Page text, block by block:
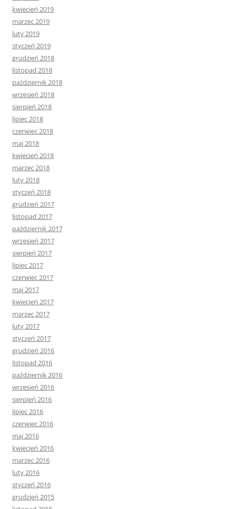
kwiecień 2019
marzec 2019
luty 2019
styczeń 2019
grudzień 2018
listopad 2018
październik 2018
wrzesień 2018
sierpień 2018
lipiec 2018
czerwiec 2018
maj 2018
kwiecień 2018
marzec 2018
luty 2018
styczeń 2018
grudzień 2017
listopad 2017
październik 2017
wrzesień 2017
sierpień 2017
lipiec 2017
czerwiec 2017
maj 2017
kwiecień 2017
marzec 2017
luty 2017
styczeń 2017
grudzień 2016
listopad 2016
październik 2016
wrzesień 2016
sierpień 2016
lipiec 2016
czerwiec 2016
maj 2016
kwiecień 2016
marzec 2016
luty 2016
styczeń 2016
grudzień 2015